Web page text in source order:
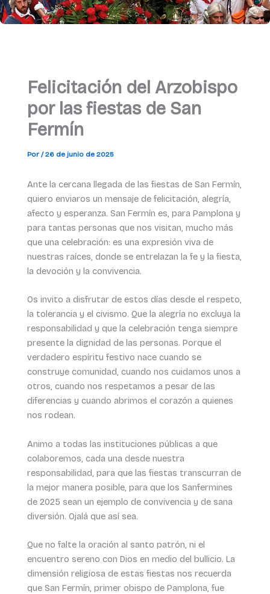
Felicitación del Arzobispo
por las fiestas de San
Fermín
Por /26 de junio de 2025
Ante la cercana llegada de las fiestas de San Fermín,
quiero enviaros un mensaje de felicitación, alegría,
afecto y esperanza. San Fermín es, para Pamplona y
para tantas personas que nos visitan, mucho más
que una celebración: es una expresión viva de
nuestras raíces, donde se entrelazan la fe y la fiesta,
la devoción y la convivencia.
Os invito a disfrutar de estos días desde el respeto,
la tolerancia y el civismo. Que la alegría no excluya la
responsabilidad y que la celebración tenga siempre
presente la dignidad de las personas. Porque el
verdadero espíritu festivo nace cuando se
construye comunidad, cuando nos cuidamos unos a
otros, cuando nos respetamos a pesar de las
diferencias y cuando abrimos el corazón a quienes
nos rodean.
Animo a todas las instituciones públicas a que
colaboremos, cada una desde nuestra
responsabilidad, para que las fiestas transcurran de
la mejor manera posible, para que los Sanfermines
de 2025 sean un ejemplo de convivencia y de sana
diversión. Ojalá que así sea.
Que no falte la oración al santo patrón, ni el
encuentro sereno con Dios en medio del bullicio. La
dimensión religiosa de estas fiestas nos recuerda
que San Fermín, primer obispo de Pamplona, fue